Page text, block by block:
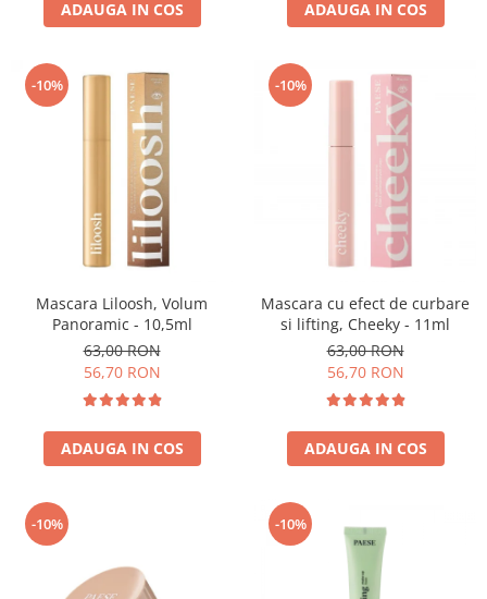
ADAUGA IN COS ADAUGA IN COS
-10%
Mascara Liloosh, Volum
Panoramic - 10,5ml
63,00 RON
56,70 RON
ADAUGA IN COS
-10%
Mascara cu efect de curbare
si lifting, Cheeky - 11ml
63,00 RON
56,70 RON
ADAUGA IN COS
-10% -10%